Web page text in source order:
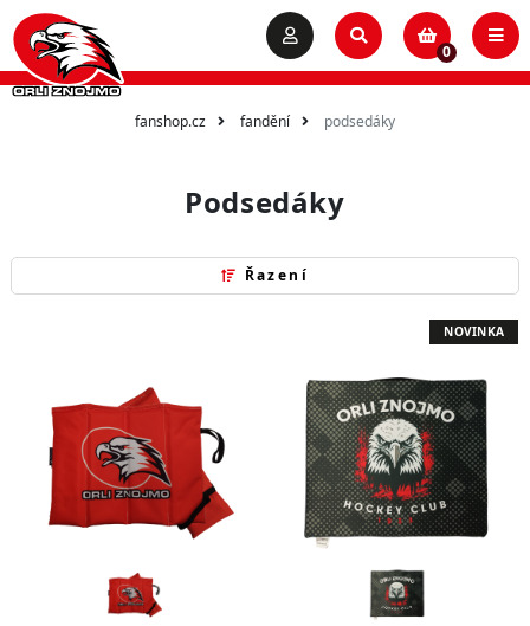
0
fanshop.cz fandění podsedáky
Podsedáky
Řazení
NOVINKA